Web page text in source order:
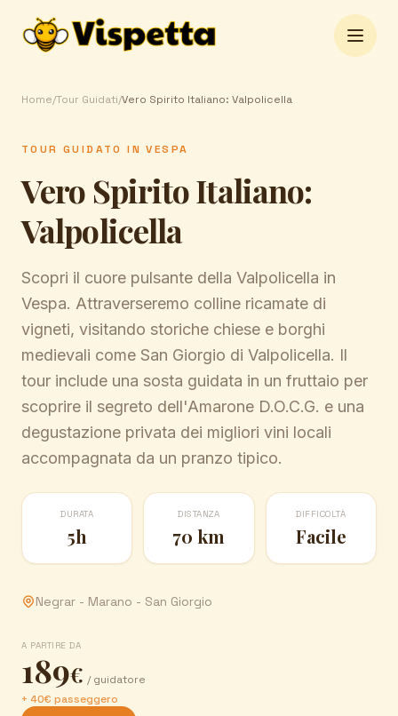
Open
Home/Tour Guidati/Vero Spirito Italiano: Valpolicella
TOUR GUIDATO IN VESPA
Vero Spirito Italiano:
Valpolicella
Scopri il cuore pulsante della Valpolicella in
Vespa. Attraverseremo colline ricamate di
vigneti, visitando storiche chiese e borghi
medievali come San Giorgio di Valpolicella. Il
tour include una sosta guidata in un fruttaio per
scoprire il segreto dell'Amarone D.O.C.G. e una
degustazione privata dei migliori vini locali
accompagnata da un pranzo tipico.
DURATA
5h
DISTANZA
70 km
DIFFICOLTÀ
Facile
Negrar - Marano - San Giorgio
A PARTIRE DA
189€ / guidatore
+ 40€ passeggero